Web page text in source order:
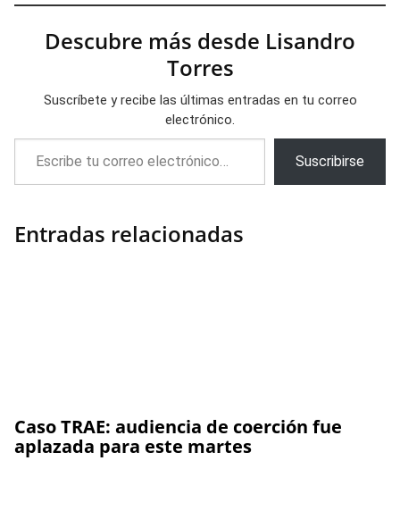
Descubre más desde Lisandro
Torres
Suscríbete y recibe las últimas entradas en tu correo
electrónico.
Escribe tu correo electrónico…
Suscribirse
Entradas relacionadas
Caso TRAE: audiencia de coerción fue
aplazada para este martes